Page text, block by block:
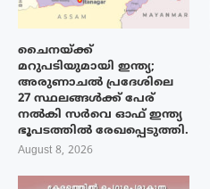
ചൈനയ്ക്ക്
മറുപടിയുമായി ഇന്ത്യ;
അരുണാചൽ പ്രദേശിലെ
27 സ്ഥലങ്ങൾക്ക് പേര്
നൽകി സർവെ ഓഫ് ഇന്ത്യ
ഭൂപടത്തിൽ രേഖപ്പെടുത്തി.
August 8, 2026